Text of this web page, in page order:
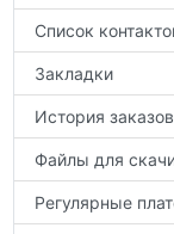
Список
Закладки
История заказов
Файлы для
Регулярные